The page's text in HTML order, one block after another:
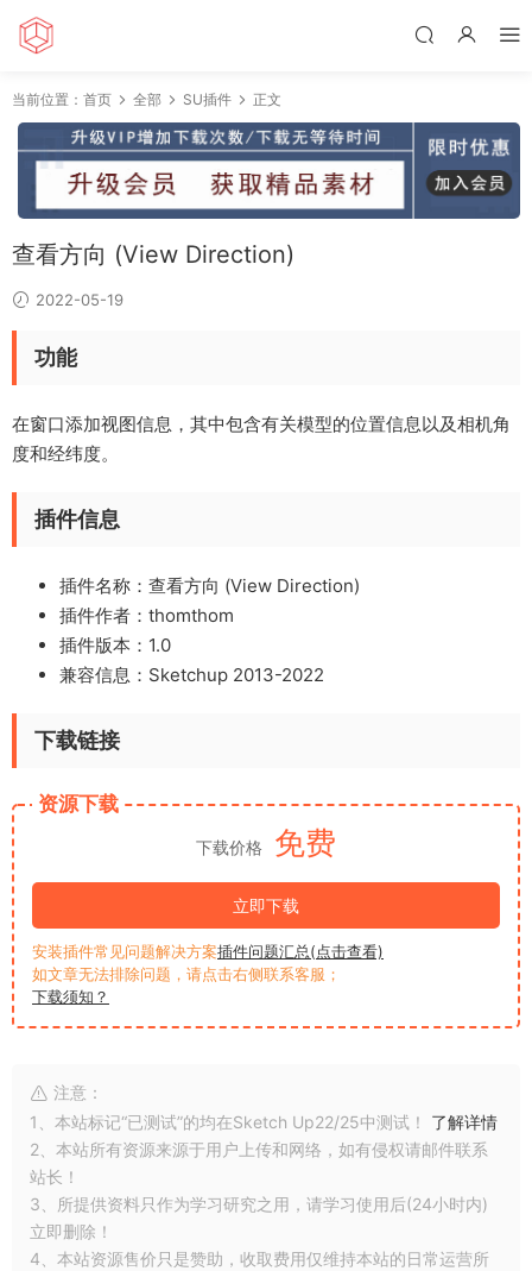
当前位置： 首页 全部 SU插件 正文
查看方向 (View Direction)
2022-05-19
功能
在窗口添加视图信息，其中包含有关模型的位置信息以及相机角
度和经纬度。
插件信息
插件名称：查看方向 (View Direction)
插件作者：thomthom
插件版本：1.0
兼容信息：Sketchup 2013-2022
下载链接
资源下载
下载价格 免费
立即下载
安装插件常见问题解决方案插件问题汇总(点击查看)
如文章无法排除问题，请点击右侧联系客服；
下载须知？
注意：
1、本站标记“已测试”的均在Sketch Up22/25中测试！ 了解详情
2、本站所有资源来源于用户上传和网络，如有侵权请邮件联系
站长！
3、所提供资料只作为学习研究之用，请学习使用后(24小时内)
立即删除！
4、本站资源售价只是赞助，收取费用仅维持本站的日常运营所